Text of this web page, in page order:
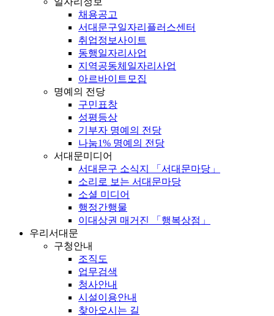
채용공고
서대문구일자리플러스센터
취업정보사이트
동행일자리사업
지역공동체일자리사업
아르바이트모집
명예의 전당
구민표창
성평등상
기부자 명예의 전당
나눔1% 명예의 전당
서대문미디어
서대문구 소식지 「서대문마당」
소리로 보는 서대문마당
소셜 미디어
행정간행물
이대상권 매거진 「행복상점」
우리서대문
구청안내
조직도
업무검색
청사안내
시설이용안내
찾아오시는 길